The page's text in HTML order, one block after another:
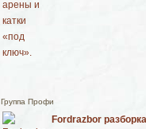
Группа Профи
Fordrazbor